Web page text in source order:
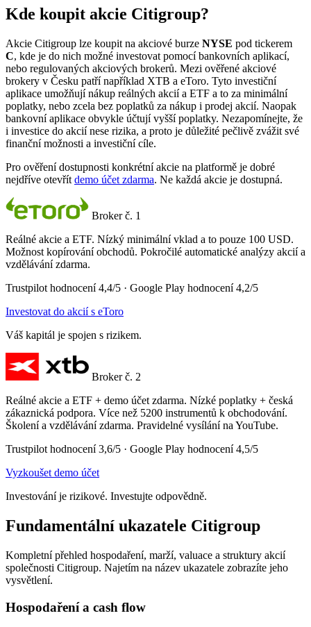
Kde koupit akcie Citigroup?
Akcie Citigroup lze koupit na akciové burze NYSE pod tickerem
C, kde je do nich možné investovat pomocí bankovních aplikací,
nebo regulovaných akciových brokerů. Mezi ověřené akciové
brokery v Česku patří například XTB a eToro. Tyto investiční
aplikace umožňují nákup reálných akcií a ETF a to za minimální
poplatky, nebo zcela bez poplatků za nákup i prodej akcií. Naopak
bankovní aplikace obvykle účtují vyšší poplatky. Nezapomínejte, že
i investice do akcií nese rizika, a proto je důležité pečlivě zvážit své
finanční možnosti a investiční cíle.
Pro ověření dostupnosti konkrétní akcie na platformě je dobré
nejdříve otevřít demo účet zdarma. Ne každá akcie je dostupná.
Broker č. 1
Reálné akcie a ETF. Nízký minimální vklad a to pouze 100 USD.
Možnost kopírování obchodů. Pokročilé automatické analýzy akcií a
vzdělávání zdarma.
Trustpilot hodnocení 4,4/5 · Google Play hodnocení 4,2/5
Investovat do akcií s eToro
Váš kapitál je spojen s rizikem.
Broker č. 2
Reálné akcie a ETF + demo účet zdarma. Nízké poplatky + česká
zákaznická podpora. Více než 5200 instrumentů k obchodování.
Školení a vzdělávání zdarma. Pravidelné vysílání na YouTube.
Trustpilot hodnocení 3,6/5 · Google Play hodnocení 4,5/5
Vyzkoušet demo účet
Investování je rizikové. Investujte odpovědně.
Fundamentální ukazatele Citigroup
Kompletní přehled hospodaření, marží, valuace a struktury akcií
společnosti Citigroup. Najetím na název ukazatele zobrazíte jeho
vysvětlení.
Hospodaření a cash flow